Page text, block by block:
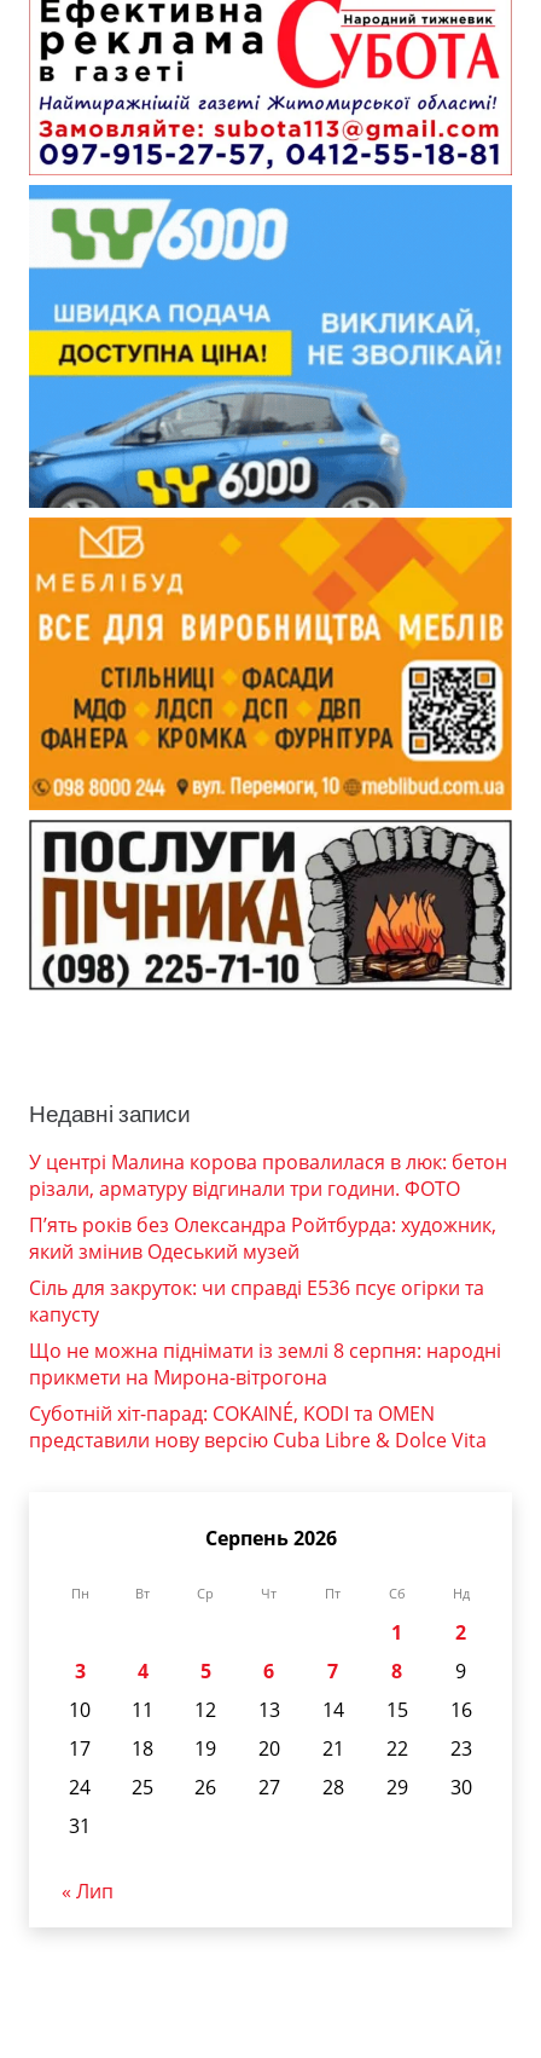
Недавні записи
У центрі Малина корова провалилася в люк: бетон
різали, арматуру відгинали три години. ФОТО
П’ять років без Олександра Ройтбурда: художник,
який змінив Одеський музей
Сіль для закруток: чи справді Е536 псує огірки та
капусту
Що не можна піднімати із землі 8 серпня: народні
прикмети на Мирона-вітрогона
Суботній хіт-парад: COKAINÉ, KODI та OMEN
представили нову версію Cuba Libre & Dolce Vita
Серпень 2026
Пн Вт Ср Чт Пт Сб Нд
1
2
3
4 5 6 7 8
9
10
11 12 13 14 15
16
17
18 19 20 21 22
23
24
25 26 27 28 29
30
31
« Лип